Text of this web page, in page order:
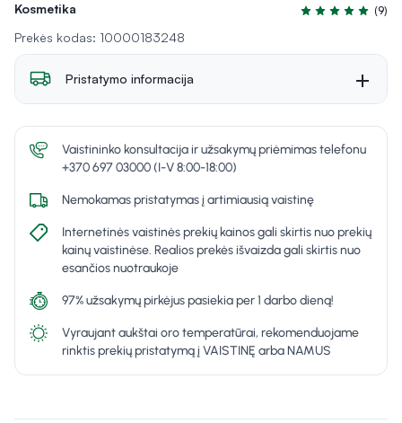
Kosmetika
Įvertinimas 5.0
(9)
Prekės kodas: 10000183248
Pristatymo informacija
Vaistininko konsultacija ir užsakymų priėmimas telefonu
+370 697 03000 (I-V 8:00-18:00)
Nemokamas pristatymas į artimiausią vaistinę
Internetinės vaistinės prekių kainos gali skirtis nuo prekių
kainų vaistinėse. Realios prekės išvaizda gali skirtis nuo
esančios nuotraukoje
97% užsakymų pirkėjus pasiekia per 1 darbo dieną!
Vyraujant aukštai oro temperatūrai, rekomenduojame
rinktis prekių pristatymą į VAISTINĘ arba NAMUS